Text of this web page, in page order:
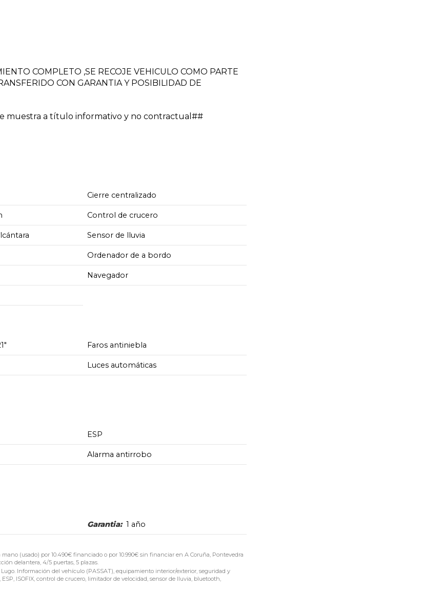
COMPLETO ,SE RECOJE VEHICULO COMO PARTE
CON GARANTIA Y POSIBILIDAD DE
muestra a título informativo y no contractual##
Cierre centralizado
Control de crucero
Sensor de lluvia
Ordenador de a bordo
Navegador
Faros antiniebla
Luces automáticas
ESP
Alarma antirrobo
Garantia: 1 año
(usado) por 10.490€ financiado o por 10.990€ sin financiar en A Coruña, Pontevedra
delantera, 4/5 puertas, 5 plazas.
Información del vehículo (PASSAT), equipamiento interior/exterior, seguridad y
ISOFIX, control de crucero, limitador de velocidad, sensor de lluvia, bluetooth,